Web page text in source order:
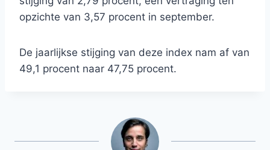
opzichte van 3,57 procent in september.
De jaarlijkse stijging van deze index nam af van
49,1 procent naar 47,75 procent.